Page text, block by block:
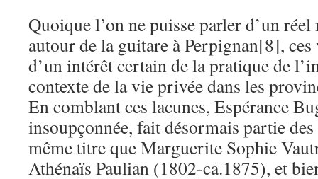
Quoique l’on ne puisse parler d’un
autour de la guitare à Perpignan[8],
d’un intérêt certain de la pratique de
contexte de la vie privée dans les
En comblant ces lacunes, Espérance
insoupçonnée, fait désormais partie
même titre que Marguerite Sophie
Athénaïs Paulian (1802-ca.1875), et